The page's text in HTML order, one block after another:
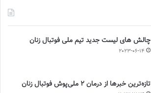
چالش هاى ليست جدید تيم ملى فوتبال زنان
2023-06-14
تازه‌ترین خبرها از درمان ۲ ملی‌پوش فوتبال زنان